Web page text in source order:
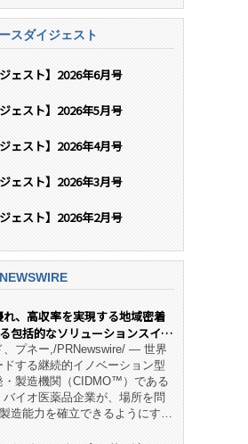
スダイジェスト
ェスト】2026年6月号
ェスト】2026年5月号
ェスト】2026年4月号
ェスト】2026年3月号
ェスト】2026年2月号
、高収率を実現する地域密着
包括的なソリューションスイー
、プネー,/PRNewswire/ — 世界
ドする継続的イノベーション型
・製造機関（CIDMO™）である
イオ医薬品企業が、場所を問
造能力を確立できるようにす